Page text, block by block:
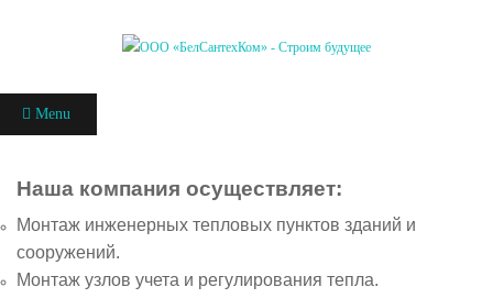
Menu
Наша компания осуществляет:
Монтаж инженерных тепловых пунктов зданий и
сооружений.
Монтаж узлов учета и регулирования тепла.